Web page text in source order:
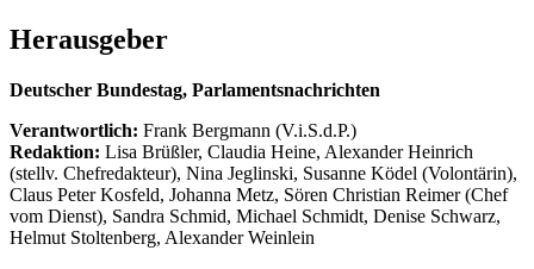
Herausgeber
Deutscher Bundestag, Parlamentsnachrichten
Verantwortlich: Frank Bergmann (V.i.S.d.P.)
Redaktion: Lisa Brüßler, Claudia Heine, Alexander Heinrich
(stellv. Chefredakteur), Nina Jeglinski, Susanne Ködel (Volontärin),
Claus Peter Kosfeld, Johanna Metz, Sören Christian Reimer (Chef
vom Dienst), Sandra Schmid, Michael Schmidt, Denise Schwarz,
Helmut Stoltenberg, Alexander Weinlein